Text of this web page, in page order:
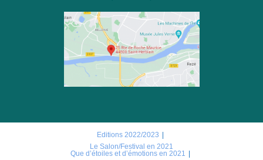
Editions 2022/2023
Le Salon/Festival en 2021
Que d’étoiles et d’émotions en 2021